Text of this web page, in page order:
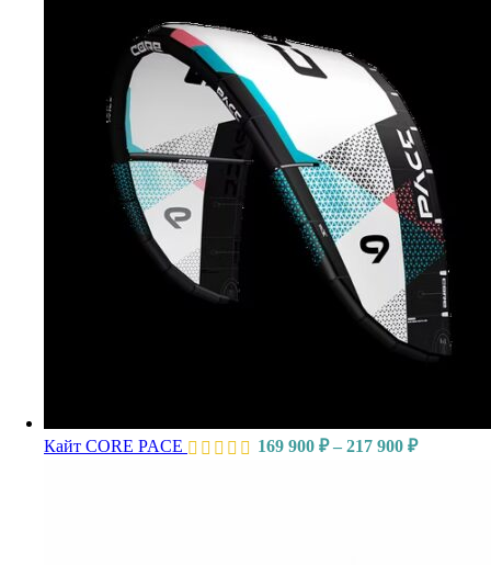
Кайт CORE PACE 169 900 ₽ – 217 900 ₽